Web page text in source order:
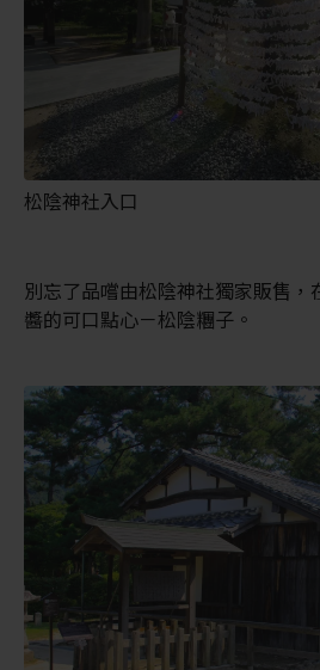
松陰神社入口
別忘了品嚐由松陰神社獨家販售，
醬的可口點心－松陰糰子。